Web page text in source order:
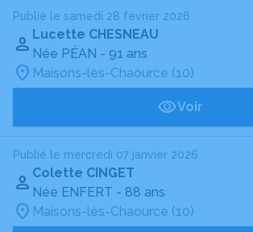
Publié le samedi 28 février 2026
Lucette CHESNEAU
Née PÉAN - 91 ans
Maisons-lès-Chaource (10)
Voir
Publié le mercredi 07 janvier 2026
Colette CINGET
Née ENFERT - 88 ans
Maisons-lès-Chaource (10)